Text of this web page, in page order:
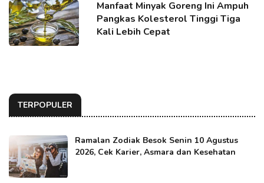
Manfaat Minyak Goreng Ini Ampuh
Pangkas Kolesterol Tinggi Tiga
Kali Lebih Cepat
TERPOPULER
Ramalan Zodiak Besok Senin 10 Agustus
2026, Cek Karier, Asmara dan Kesehatan